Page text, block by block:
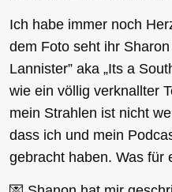
Ich habe immer noch
dem Foto seht ihr
Lannister” aka „Its a
wie ein völlig verknallter
mein Strahlen ist nicht
dass ich und mein
gebracht haben. Was für